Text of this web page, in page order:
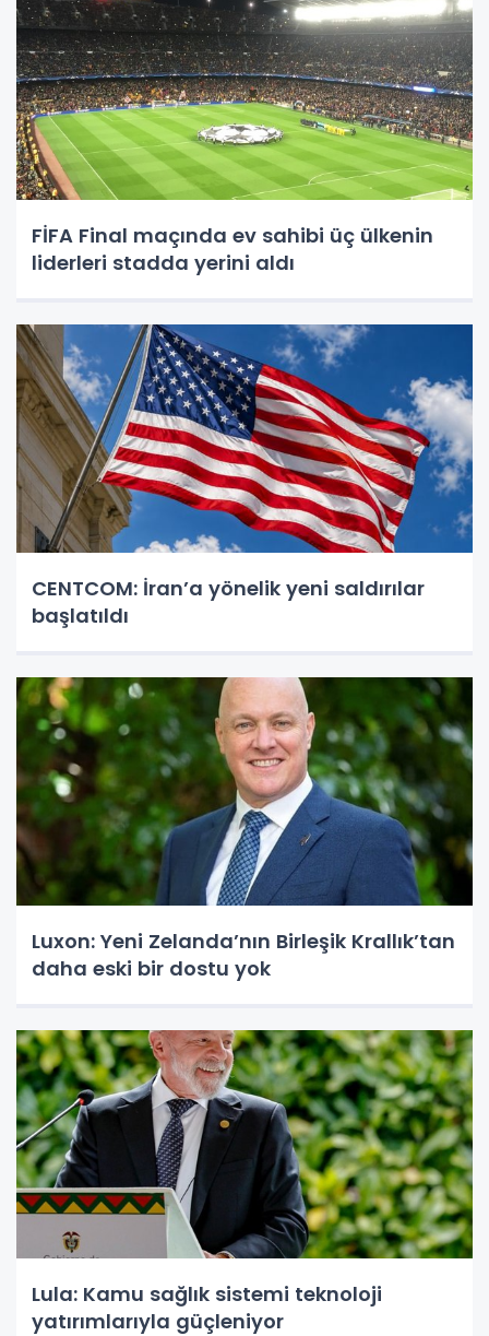
FİFA Final maçında ev sahibi üç ülkenin
liderleri stadda yerini aldı
CENTCOM: İran’a yönelik yeni saldırılar
başlatıldı
Luxon: Yeni Zelanda’nın Birleşik Krallık’tan
daha eski bir dostu yok
Lula: Kamu sağlık sistemi teknoloji
yatırımlarıyla güçleniyor